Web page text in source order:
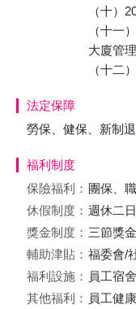
（十）
（十一
大廈管
（十二
法定保障
勞保、健保、新制
福利制度
保險福利： 團保、
休假制度： 週休二日
獎金制度： 三節獎
輔助津貼： 福委會/
福利設施： 員工宿舍
其他福利： 員工健